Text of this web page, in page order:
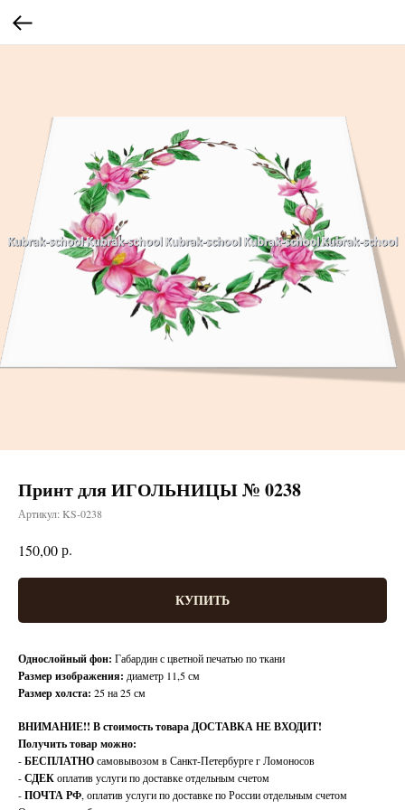
Принт для ИГОЛЬНИЦЫ № 0238
Артикул: KS-0238
150,00р.
КУПИТЬ
Однослойный фон: Габардин с цветной печатью по ткани
Размер изображения: диаметр 11,5 см
Размер холста: 25 на 25 см
ВНИМАНИЕ!! В стоимость товара ДОСТАВКА НЕ ВХОДИТ!
Получить товар можно:
-БЕСПЛАТНОсамовывозом в Санкт-Петербурге г Ломоносов
-СДЕКоплатив услуги по доставке отдельным счетом
-ПОЧТА РФ, оплатив услуги по доставке по России отдельным счетом